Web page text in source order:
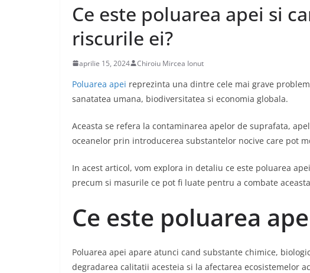
Ce este poluarea apei si
riscurile ei?
aprilie 15, 2024 Chiroiu Mircea Ionut
Poluarea apei reprezinta una dintre cele mai grave
sanatatea umana, biodiversitatea si economia globala.
Aceasta se refera la contaminarea apelor de suprafata,
oceanelor prin introducerea substantelor nocive care pot
In acest articol, vom explora in detaliu ce este poluarea
precum si masurile ce pot fi luate pentru a combate
Ce este poluarea
Poluarea apei apare atunci cand substante chimice,
degradarea calitatii acesteia si la afectarea ecosistemelor
aprilie 17, 2020 Chiroiu Mircea Ionut